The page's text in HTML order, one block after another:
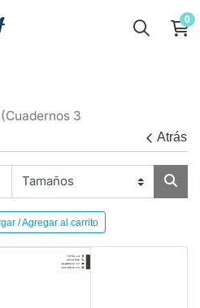
0
(Cuadernos 3
Atrás
/ Agregar al carrito